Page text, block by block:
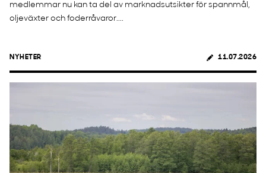
medlemmar nu kan ta del av marknadsutsikter för spannmål,
oljeväxter och foderråvaror....
NYHETER 11.07.2026